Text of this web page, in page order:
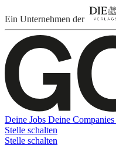
Ein Unternehmen der
Deine Jobs Deine Companies
Stelle schalten
Stelle schalten